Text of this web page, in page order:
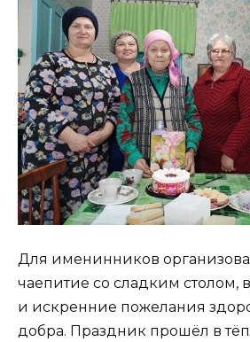
Для именинников
чаепитие со сладким столом,
и искренние пожелания
добра. Праздник прошёл в